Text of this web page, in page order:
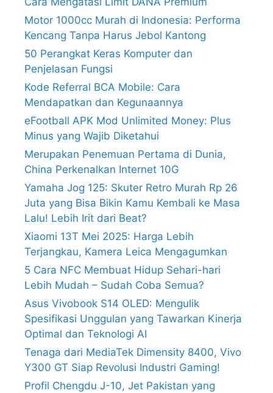
Motor 1000cc Murah di Indonesia: Performa
Kencang Tanpa Harus Jebol Kantong
50 Perangkat Keras Komputer dan
Penjelasan Fungsi
Kode Referral BCA Mobile: Cara
Mendapatkan dan Kegunaannya
eFootball APK Mod Unlimited Money: Plus
Minus yang Wajib Diketahui
Merupakan Penemuan Pertama di Dunia,
China Perkenalkan Internet 10G
Yamaha Jog 125: Skuter Retro Murah Rp 26
Juta yang Bisa Bikin Kamu Kembali ke Masa
Lalu! Lebih Irit dari Beat?
Xiaomi 13T Mei 2025: Harga Lebih
Terjangkau, Kamera Leica Mengagumkan
5 Cara NFC Membuat Hidup Sehari-hari
Lebih Mudah – Sudah Coba Semua?
Asus Vivobook S14 OLED: Mengulik
Spesifikasi Unggulan yang Tawarkan Kinerja
Optimal dan Teknologi AI
Tenaga dari MediaTek Dimensity 8400, Vivo
Y300 GT Siap Revolusi Industri Gaming!
Profil Chengdu J-10, Jet Pakistan yang